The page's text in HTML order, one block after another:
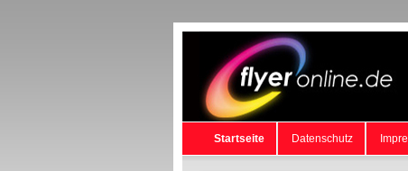
Startseite Datenschutz